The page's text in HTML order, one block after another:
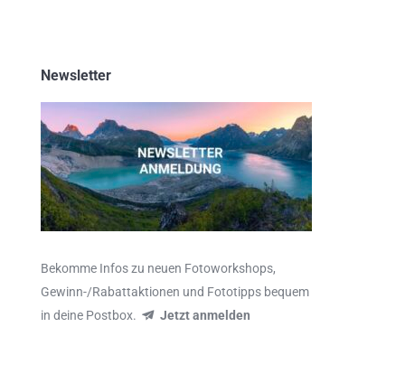
Newsletter
Bekomme Infos zu neuen Fotoworkshops,
Gewinn-/Rabattaktionen und Fototipps bequem
in deine Postbox.
Jetzt anmelden